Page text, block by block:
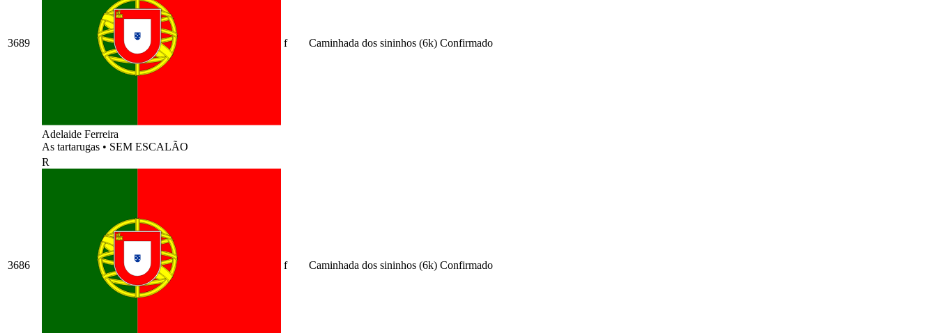
3689
Adelaide Ferreira
As tartarugas • SEM ESCALÃO
f Caminhada dos sininhos (6k) Confirmado
3686
R
f Caminhada dos sininhos (6k) Confirmado